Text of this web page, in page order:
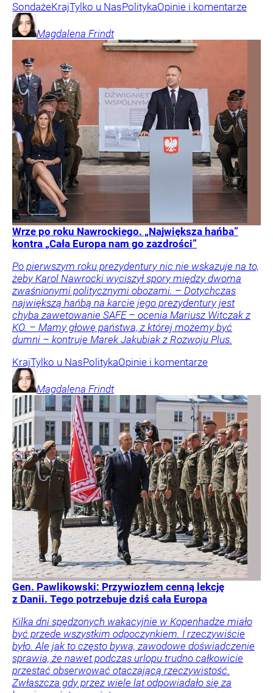
SondażeKrajTylko u NasPolitykaOpinie i komentarze
Magdalena Frindt
Wrze po roku Nawrockiego. „Największa hańba”
kontra „Cała Europa nam go zazdrości”
Po pierwszym roku prezydentury nic nie wskazuje na to,
żeby Karol Nawrocki wyciszył spory między dwoma
zwaśnionymi politycznymi obozami. – Dotychczas
największą hańbą na karcie jego prezydentury jest
chyba zawetowanie SAFE – ocenia Mariusz Witczak z
KO. – Mamy głowę państwa, z której możemy być
dumni – kontruje Marek Jakubiak z Rozwoju Plus.
KrajTylko u NasPolitykaOpinie i komentarze
Magdalena Frindt
Gen. Pawlikowski: Przywiozłem cenną lekcję
z Danii. Tego potrzebuje dziś cała Europa
Kilka dni spędzonych wakacyjnie w Kopenhadze miało
być przede wszystkim odpoczynkiem. I rzeczywiście
było. Ale jak to często bywa, zawodowe doświadczenie
sprawia, że nawet podczas urlopu trudno całkowicie
przestać obserwować otaczającą rzeczywistość.
Zwłaszcza gdy przez wiele lat odpowiadało się za